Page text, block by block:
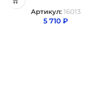
Артикул: 16013
5 710 ₽